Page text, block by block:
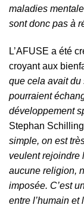
maladies
sont donc pas à
L’AFUSE a été
croyant aux
que cela avait du
pourraient
développement
Stephan
simple, on est
veulent rejoindre
aucune religion,
imposée. C’est
entre l’humain et